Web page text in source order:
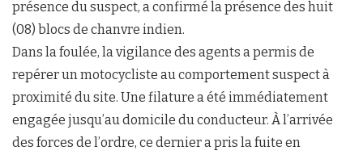
présence du suspect, a confirmé la présence des huit
(08) blocs de chanvre indien.
Dans la foulée, la vigilance des agents a permis de
repérer un motocycliste au comportement suspect à
proximité du site. Une filature a été immédiatement
engagée jusqu’au domicile du conducteur. À l’arrivée
des forces de l’ordre, ce dernier a pris la fuite en